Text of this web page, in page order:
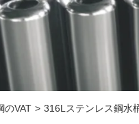
のVAT > 316Lステンレス鋼水